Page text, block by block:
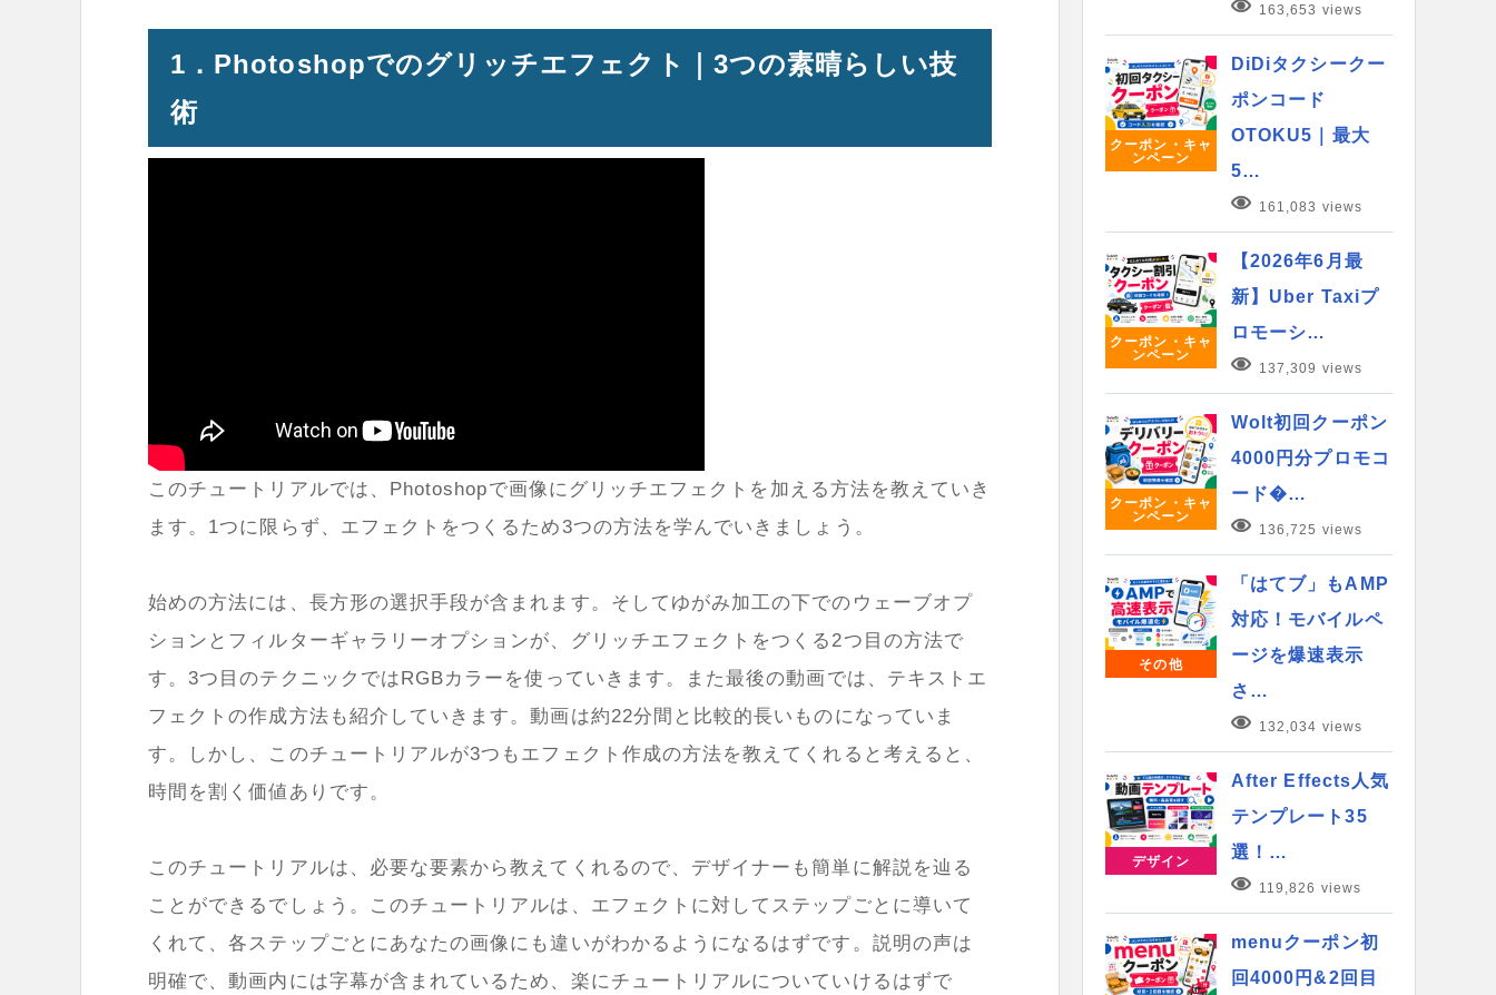
1．Photoshopでのグリッチエフェクト｜3つの素晴らしい技
術
このチュートリアルでは、Photoshopで画像にグリッチエフェクトを加える方法を教えていき
ます。1つに限らず、エフェクトをつくるため3つの方法を学んでいきましょう。
始めの方法には、長方形の選択手段が含まれます。そしてゆがみ加工の下でのウェーブオプ
ションとフィルターギャラリーオプションが、グリッチエフェクトをつくる2つ目の方法で
す。3つ目のテクニックではRGBカラーを使っていきます。また最後の動画では、テキストエ
フェクトの作成方法も紹介していきます。動画は約22分間と比較的長いものになっていま
す。しかし、このチュートリアルが3つもエフェクト作成の方法を教えてくれると考えると、
時間を割く価値ありです。
このチュートリアルは、必要な要素から教えてくれるので、デザイナーも簡単に解説を辿る
ことができるでしょう。このチュートリアルは、エフェクトに対してステップごとに導いて
くれて、各ステップごとにあなたの画像にも違いがわかるようになるはずです。説明の声は
明確で、動画内には字幕が含まれているため、楽にチュートリアルについていけるはずで
163,653 views
クーポン・キャ
ンペーン
DiDiタクシークー
ポンコード
OTOKU5｜最大
5…
161,083 views
クーポン・キャ
ンペーン
【2026年6月最
新】Uber Taxiプ
ロモーシ…
137,309 views
クーポン・キャ
ンペーン
Wolt初回クーポン
4000円分プロモコ
ード�…
136,725 views
その他
「はてブ」もAMP
対応！モバイルペ
ージを爆速表示
さ…
132,034 views
デザイン
After Effects人気
テンプレート35
選！…
119,826 views
menuクーポン初
回4000円&2回目